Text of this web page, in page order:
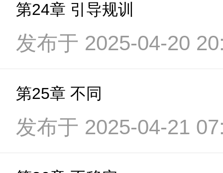
第24章 引导规训
发布于 2025-04-20
第25章 不同
发布于 2025-04-21